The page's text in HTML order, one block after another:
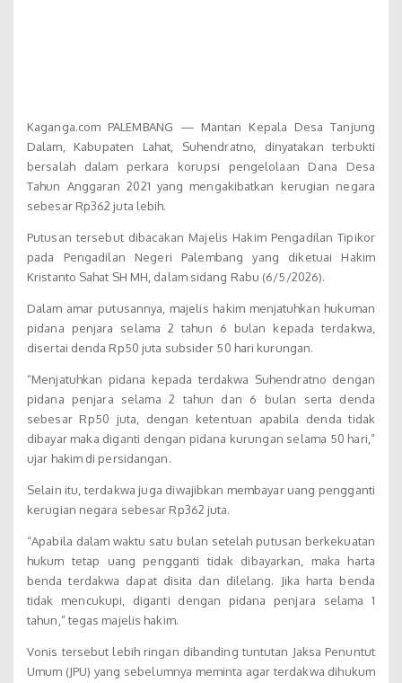
Kaganga.com PALEMBANG — Mantan Kepala Desa Tanjung
Dalam, Kabupaten Lahat, Suhendratno, dinyatakan terbukti
bersalah dalam perkara korupsi pengelolaan Dana Desa
Tahun Anggaran 2021 yang mengakibatkan kerugian negara
sebesar Rp362 juta lebih.
Putusan tersebut dibacakan Majelis Hakim Pengadilan Tipikor
pada Pengadilan Negeri Palembang yang diketuai Hakim
Kristanto Sahat SH MH, dalam sidang Rabu (6/5/2026).
Dalam amar putusannya, majelis hakim menjatuhkan hukuman
pidana penjara selama 2 tahun 6 bulan kepada terdakwa,
disertai denda Rp50 juta subsider 50 hari kurungan.
“Menjatuhkan pidana kepada terdakwa Suhendratno dengan
pidana penjara selama 2 tahun dan 6 bulan serta denda
sebesar Rp50 juta, dengan ketentuan apabila denda tidak
dibayar maka diganti dengan pidana kurungan selama 50 hari,”
ujar hakim di persidangan.
Selain itu, terdakwa juga diwajibkan membayar uang pengganti
kerugian negara sebesar Rp362 juta.
“Apabila dalam waktu satu bulan setelah putusan berkekuatan
hukum tetap uang pengganti tidak dibayarkan, maka harta
benda terdakwa dapat disita dan dilelang. Jika harta benda
tidak mencukupi, diganti dengan pidana penjara selama 1
tahun,” tegas majelis hakim.
Vonis tersebut lebih ringan dibanding tuntutan Jaksa Penuntut
Umum (JPU) yang sebelumnya meminta agar terdakwa dihukum